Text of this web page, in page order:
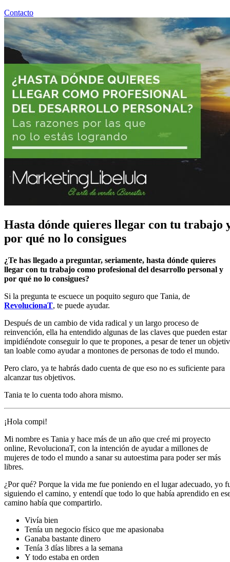
Contacto
Hasta dónde quieres llegar con tu trabajo
por qué no lo consigues
¿Te has llegado a preguntar, seriamente, hasta dónde quieres
llegar con tu trabajo como profesional del desarrollo personal y
por qué no lo consigues?
Si la pregunta te escuece un poquito seguro que Tania, de
RevolucionaT, te puede ayudar.
Después de un cambio de vida radical y un largo proceso de
reinvención, ella ha entendido algunas de las claves que pueden estar
impidiéndote conseguir lo que te propones, a pesar de tener un
tan loable como ayudar a montones de personas de todo el mundo.
Pero claro, ya te habrás dado cuenta de que eso no es suficiente para
alcanzar tus objetivos.
Tania te lo cuenta todo ahora mismo.
¡Hola compi!
Mi nombre es Tania y hace más de un año que creé mi proyecto
online, RevolucionaT, con la intención de ayudar a millones de
mujeres de todo el mundo a sanar su autoestima para poder ser más
libres.
¿Por qué? Porque la vida me fue poniendo en el lugar adecuado, yo
siguiendo el camino, y entendí que todo lo que había aprendido en
camino había que compartirlo.
Vivía bien
Tenía un negocio físico que me apasionaba
Ganaba bastante dinero
Tenía 3 días libres a la semana
Y todo estaba en orden